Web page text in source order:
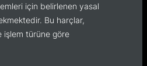
için belirlenen yasal
Bu harçlar,
işlem türüne göre